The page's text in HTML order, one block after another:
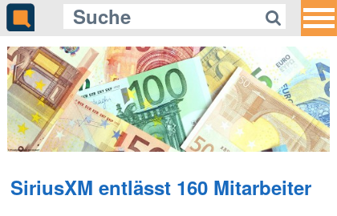
SiriusXM entlässt 160 Mitarbeiter